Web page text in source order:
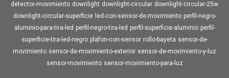
detector-movimiento downlight downlight-circular downlight-circular-25w
downlight-circular-superficie
led-con-sensor-de-movimiento perfil-negro-
aluminio-para-tira-led perfil-negro-tira-led perfil-superficie-aluminio perfil-
superficie-tira-led-negro plafon-con-sensor rollo-bayeta sensor-de-
movimiento sensor-de-movimiento-exterior sensor-de-movimiento-y-luz
sensor-movimiento sensor-movimiento-para-luz